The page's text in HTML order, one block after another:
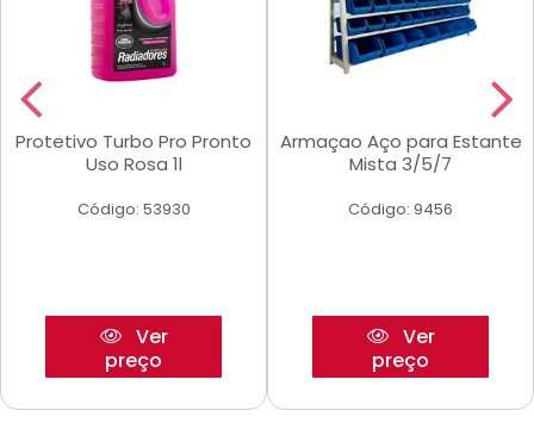
Protetivo Turbo Pro Pronto
Uso Rosa 1l
Código: 53930
Ver
preço
Armaçao Aço para Estante
Mista 3/5/7
Código: 9456
Ver
preço